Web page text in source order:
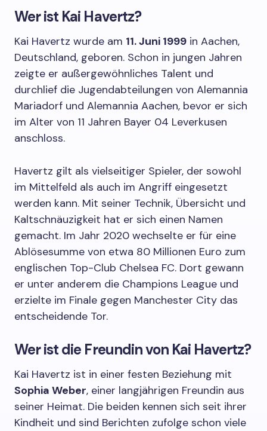
Wer ist Kai Havertz?
Kai Havertz wurde am 11. Juni 1999 in Aachen,
Deutschland, geboren. Schon in jungen Jahren
zeigte er außergewöhnliches Talent und
durchlief die Jugendabteilungen von Alemannia
Mariadorf und Alemannia Aachen, bevor er sich
im Alter von 11 Jahren Bayer 04 Leverkusen
anschloss.
Havertz gilt als vielseitiger Spieler, der sowohl
im Mittelfeld als auch im Angriff eingesetzt
werden kann. Mit seiner Technik, Übersicht und
Kaltschnäuzigkeit hat er sich einen Namen
gemacht. Im Jahr 2020 wechselte er für eine
Ablösesumme von etwa 80 Millionen Euro zum
englischen Top-Club Chelsea FC. Dort gewann
er unter anderem die Champions League und
erzielte im Finale gegen Manchester City das
entscheidende Tor.
Wer ist die Freundin von Kai Havertz?
Kai Havertz ist in einer festen Beziehung mit
Sophia Weber, einer langjährigen Freundin aus
seiner Heimat. Die beiden kennen sich seit ihrer
Kindheit und sind Berichten zufolge schon viele